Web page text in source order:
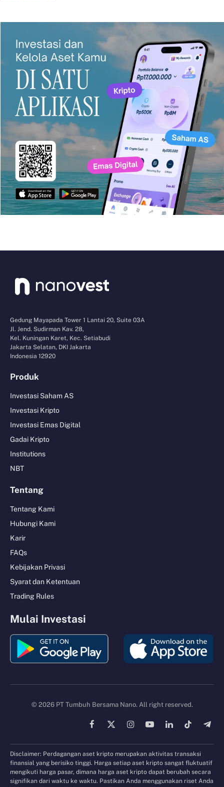
Gedung Mayapada Tower 1 Lantai 20, Suite 03A
Jl. Jend. Sudirman Kav. 28,
Kel. Kuningan Karet, Kec. Setiabudi
Jakarta Selatan, DKI Jakarta
Indonesia 12920
Produk
Investasi Saham AS
Investasi Kripto
Investasi Emas Digital
Gadai Kripto
Institutions
NBT
Tentang
Tentang Kami
Hubungi Kami
Karir
FAQs
Kebijakan Privasi
Syarat dan Ketentuan
Trading Rules
Mulai Investasi
© 2026 PT Tumbuh Bersama Nano. All right reserved.
Facebook
X
InstagramYouTubeLinkedInTikTok
Disclaimer: Perdagangan aset kripto merupakan aktivitas transaksi
finansial yang berisiko tinggi. Harga setiap aset kripto sangat fluktuatif
mengikuti harga pasar, dimana harga aset kripto dapat berubah secara
signifikan dari waktu ke waktu. Pastikan Anda menggunakan riset Anda